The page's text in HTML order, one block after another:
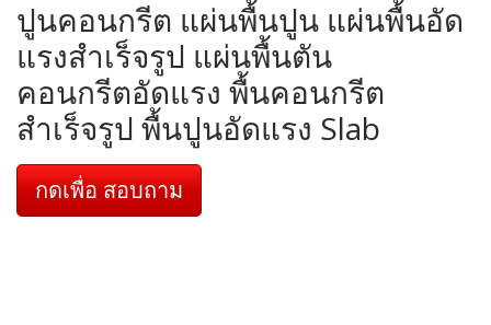
ปูนคอนกรีต แผ่นพื้นปูน แผ่นพื้นอัด
แรงสำเร็จรูป แผ่นพื้นตัน
คอนกรีตอัดแรง พื้นคอนกรีต
สำเร็จรูป พื้นปูนอัดแรง Slab
กดเพื่อ สอบถาม